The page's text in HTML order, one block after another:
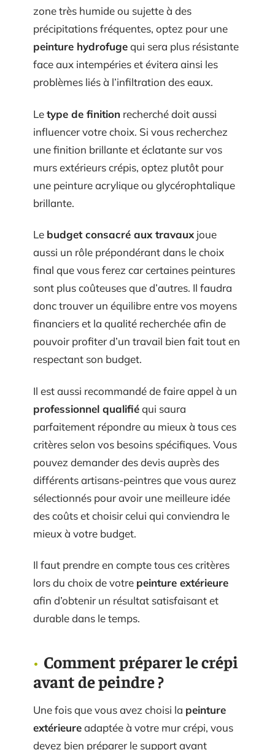
zone très humide ou sujette à des
précipitations fréquentes, optez pour une
peinture hydrofugequi sera plus résistante
face aux intempéries et évitera ainsi les
problèmes liés à l’infiltration des eaux.
Letype de finition recherché doit aussi
influencer votre choix. Si vous recherchez
une finition brillante et éclatante sur vos
murs extérieurs crépis, optez plutôt pour
une peinture acrylique ou glycérophtalique
brillante.
Le budget consacré aux travaux joue
aussi un rôle prépondérant dans le choix
final que vous ferez car certaines peintures
sont plus coûteuses que d’autres. Il faudra
donc trouver un équilibre entre vos moyens
financiers et la qualité recherchée afin de
pouvoir profiter d’un travail bien fait tout en
respectant son budget.
Il est aussi recommandé de faire appel à un
professionnel qualifiéqui saura
parfaitement répondre au mieux à tous ces
critères selon vos besoins spécifiques. Vous
pouvez demander des devis auprès des
différents artisans-peintres que vous aurez
sélectionnés pour avoir une meilleure idée
des coûts et choisir celui qui conviendra le
mieux à votre budget.
Il faut prendre en compte tous ces critères
lors du choix de votre peinture extérieure
afin d’obtenir un résultat satisfaisant et
durable dans le temps.
Comment préparer le crépi
avant de peindre ?
Une fois que vous avez choisi la peinture
extérieureadaptée à votre mur crépi, vous
devez bien préparer le support avant